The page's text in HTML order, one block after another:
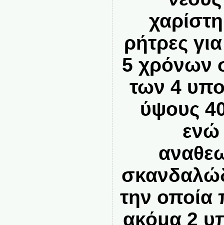
ρήτρες
5 χρόνων
των 4
ύψους
ενώ
την οποία
ακόμα 2